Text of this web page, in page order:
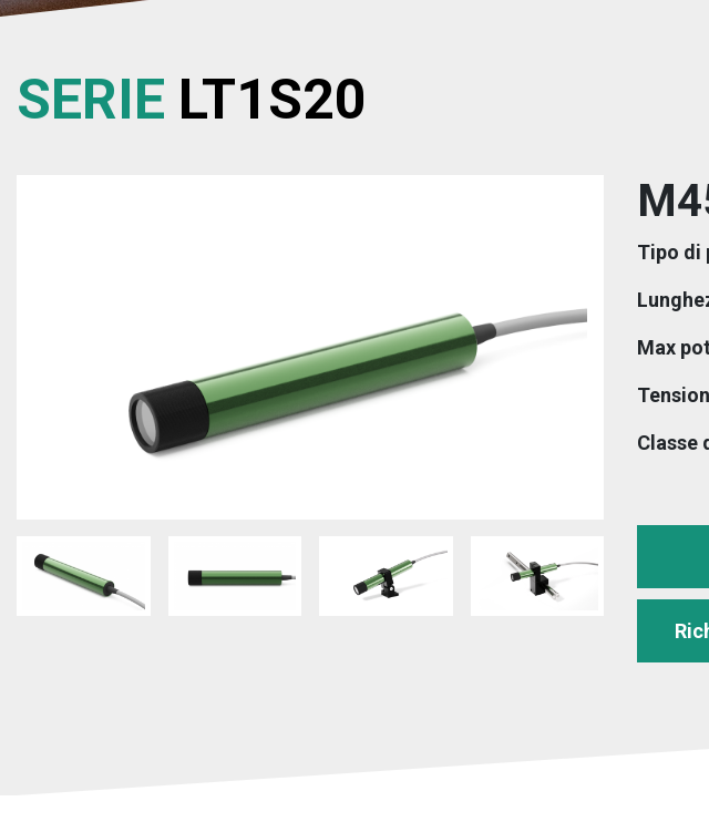
SERIE LT1S20
Tipo di
Max
Classe